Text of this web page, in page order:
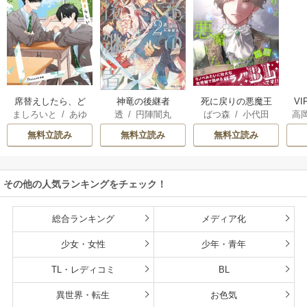
席替えしたら、ど
うやら後ろの男が
俺のこと好きらし
い
ましろいと /あゆ
河
無料立読み
神竜の後継者
透 / 円陣闇丸
無料立読み
死に戻りの悪魔王
子は、愛されるた
めの実験をはじめ
ることにした。
ばつ森 / 小代田
無料立読み
高
その他の人気ランキングをチェック！
総合ランキング メディア化
少女・女性 少年・青年
TL・レディコミ BL
異世界・転生 お色気